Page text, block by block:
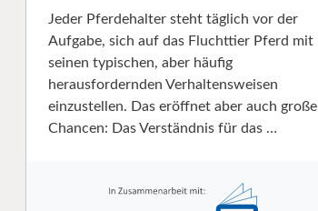
Jeder Pferdehalter steht täglich vor der
Aufgabe, sich auf das Fluchttier Pferd mit
seinen typischen, aber häufig
herausfordernden Verhaltensweisen
einzustellen. Das eröffnet aber auch große
Chancen: Das Verständnis für das …